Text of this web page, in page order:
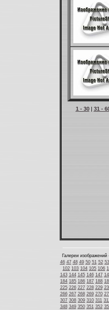
1 - 30| 31 -
Галереи
46 47 48 49 50 51 52 53
102 103 104 105 106
143 144 145 146 147
184 185 186 187 188
225 226 227 228 229
266 267 268 269 270
307 308 309 310 311
348 349 350 351 352